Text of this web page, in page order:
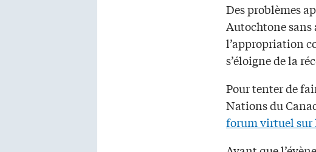
Des problèmes
Autochtone sans
l’appropriation
s’éloigne de la
Pour tenter de
Nations du
forum virtuel sur